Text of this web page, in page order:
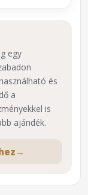
egy
és
a
is
ajándék.
→